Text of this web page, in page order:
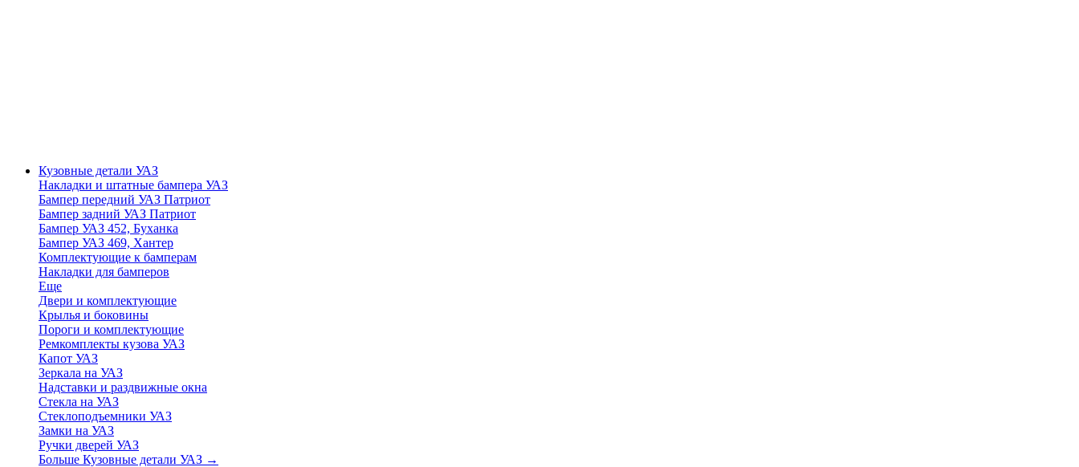
Кузовные детали УАЗ
Накладки и штатные бампера УАЗ
Бампер передний УАЗ Патриот
Бампер задний УАЗ Патриот
Бампер УАЗ 452, Буханка
Бампер УАЗ 469, Хантер
Комплектующие к бамперам
Накладки для бамперов
Еще
Двери и комплектующие
Крылья и боковины
Пороги и комплектующие
Ремкомплекты кузова УАЗ
Капот УАЗ
Зеркала на УАЗ
Надставки и раздвижные окна
Стекла на УАЗ
Стеклоподъемники УАЗ
Замки на УАЗ
Ручки дверей УАЗ
Больше Кузовные детали УАЗ →